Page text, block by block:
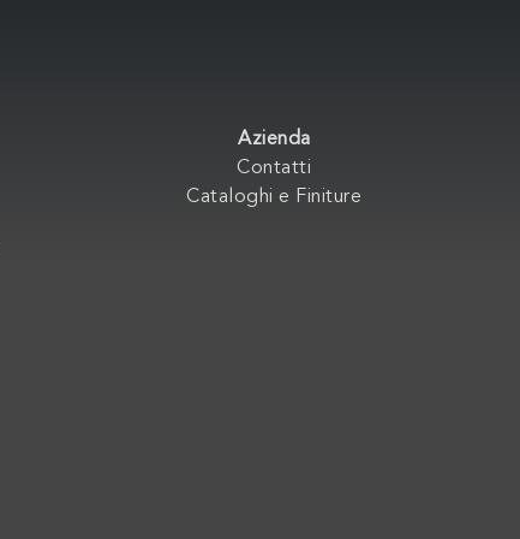
Azienda
Contatti
Cataloghi e Finiture